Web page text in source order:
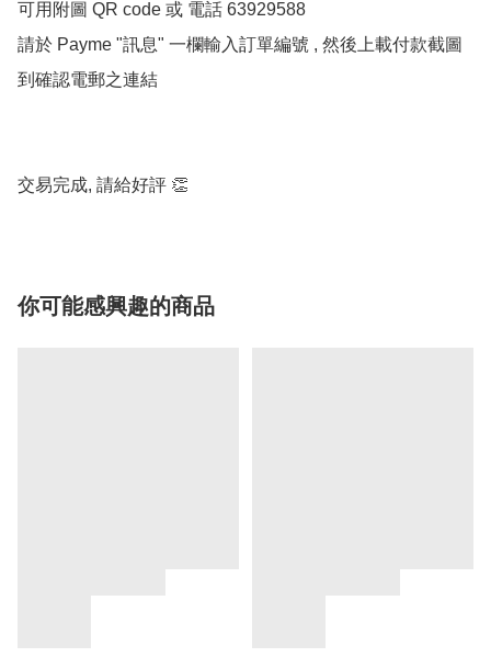
可用附圖 QR code 或 電話 63929588
請於 Payme "訊息" 一欄輸入訂單編號 , 然後上載付款截圖
到確認電郵之連結
交易完成, 請給好評 👏
你可能感興趣的商品